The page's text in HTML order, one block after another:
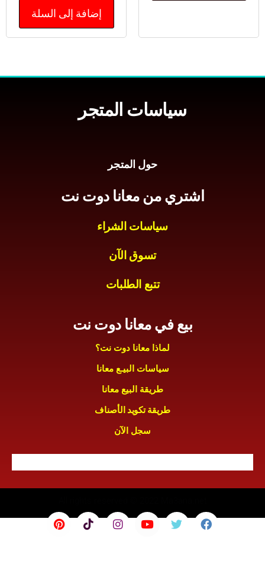
إضافة إلى السلة
سياسات المتجر
حول المتجر
اشتري من معانا دوت نت
سياسات الشراء
تسوق الآن
تتبع الطلبات
بيع في معانا دوت نت
لماذا معانا دوت نت؟
سياسات البيـع معانا
طريقة البيع معانا
طريقة تكويد الأصناف
سجل الآن